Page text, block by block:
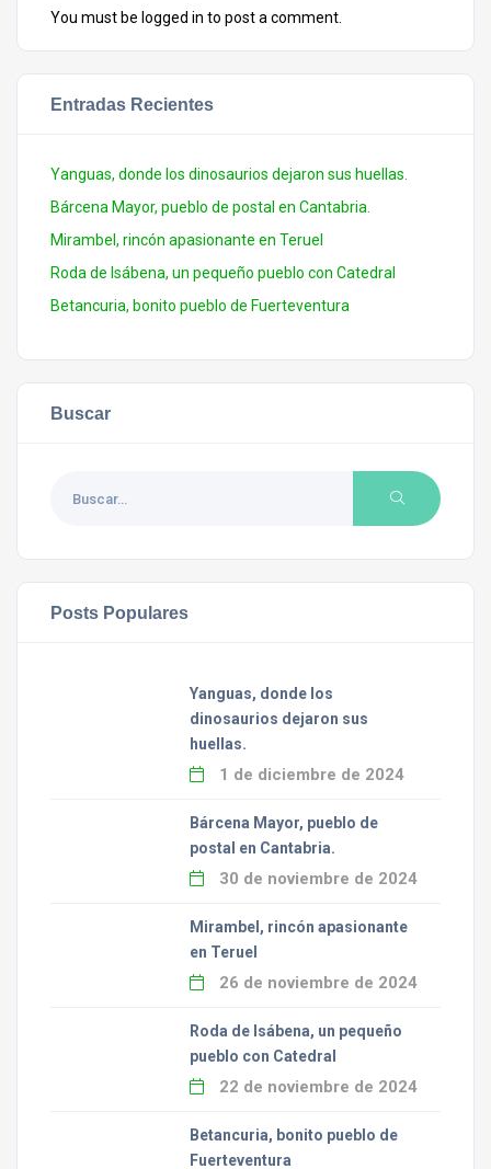
You must be logged in to post a comment.
Entradas Recientes
Yanguas, donde los dinosaurios dejaron sus huellas.
Bárcena Mayor, pueblo de postal en Cantabria.
Mirambel, rincón apasionante en Teruel
Roda de Isábena, un pequeño pueblo con Catedral
Betancuria, bonito pueblo de Fuerteventura
Buscar
Posts Populares
Yanguas, donde los
dinosaurios dejaron sus
huellas.
1 de diciembre de 2024
Bárcena Mayor, pueblo de
postal en Cantabria.
30 de noviembre de 2024
Mirambel, rincón apasionante
en Teruel
26 de noviembre de 2024
Roda de Isábena, un pequeño
pueblo con Catedral
22 de noviembre de 2024
Betancuria, bonito pueblo de
Fuerteventura